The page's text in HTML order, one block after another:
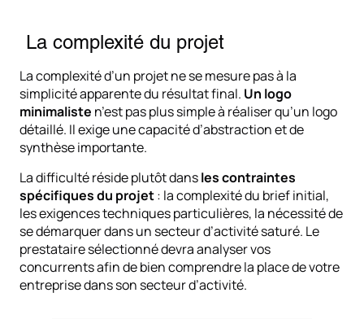
La complexité du projet
La complexité d’un projet ne se mesure pas à la
simplicité apparente du résultat final. Un logo
minimaliste n’est pas plus simple à réaliser qu’un logo
détaillé. Il exige une capacité d’abstraction et de
synthèse importante.
La difficulté réside plutôt dansles contraintes
spécifiques du projet: la complexité du brief initial,
les exigences techniques particulières, la nécessité de
se démarquer dans un secteur d’activité saturé. Le
prestataire sélectionné devra analyser vos
concurrents afin de bien comprendre la place de votre
entreprise dans son secteur d’activité.